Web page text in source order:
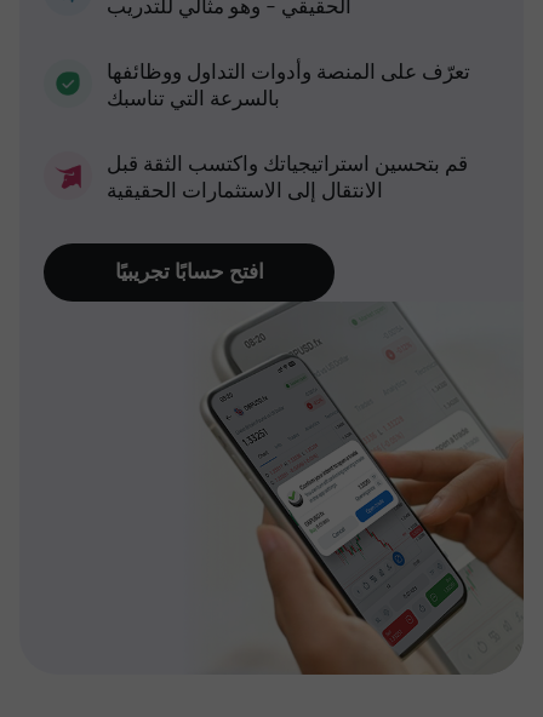
الحقيقي - وهو مثالي للتدريب
تعرّف على المنصة وأدوات التداول ووظائفها
بالسرعة التي تناسبك
قم بتحسين استراتيجياتك واكتسب الثقة قبل
الانتقال إلى الاستثمارات الحقيقية
افتح حسابًا تجريبيًا